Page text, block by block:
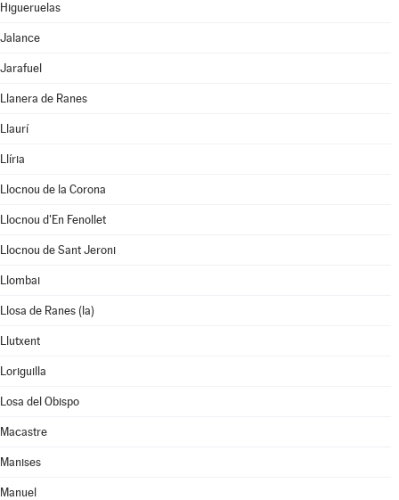
Higueruelas
Jalance
Jarafuel
Llanera de Ranes
Llaurí
Llíria
Llocnou de la Corona
Llocnou d'En Fenollet
Llocnou de Sant Jeroni
Llombai
Llosa de Ranes (la)
Llutxent
Loriguilla
Losa del Obispo
Macastre
Manises
Manuel